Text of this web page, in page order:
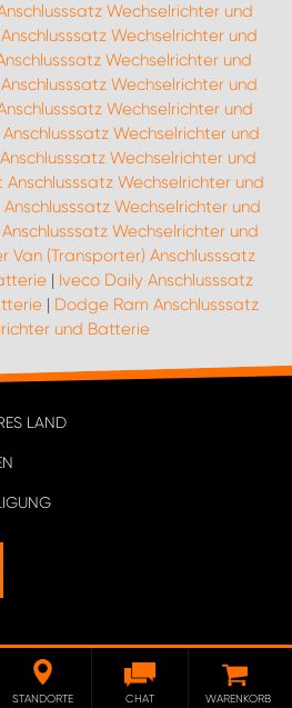
Wechselrichter und
Wechselrichter und
Wechselrichter und
Wechselrichter und
Wechselrichter und
Wechselrichter und
Wechselrichter und
Anschlusssatz Wechselrichter und
Wechselrichter und
Wechselrichter und
Van (Transporter) Anschlusssatz
| Iveco Daily Anschlusssatz
| Dodge Ram Anschlusssatz
und Batterie
LAND
STANDORTE CHAT WARENKORB